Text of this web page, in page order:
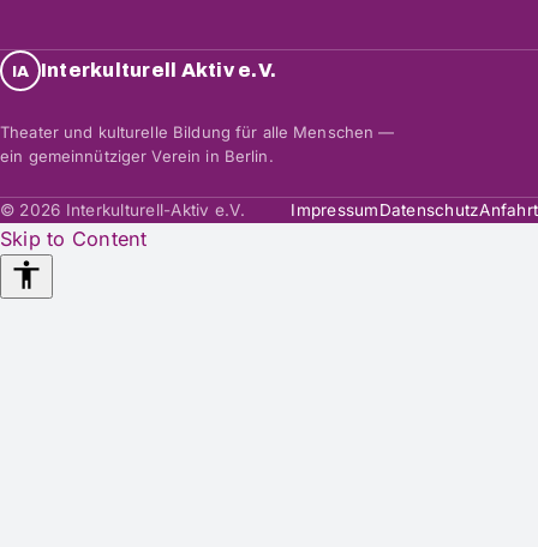
IA Interkulturell Aktiv e.V.
Theater und kulturelle Bildung für alle Menschen —
ein gemeinnütziger Verein in Berlin.
© 2026 Interkulturell-Aktiv e.V. ImpressumDatenschutzAnfahrt
Skip to Content
Accessibility